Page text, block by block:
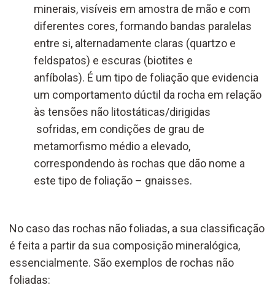
minerais, visíveis em amostra de mão e com
diferentes cores, formando bandas paralelas
entre si, alternadamente claras (quartzo e
feldspatos) e escuras (biotites e
anfíbolas). É um tipo de foliação que evidencia
um comportamento dúctil da rocha em relação
às tensões não litostáticas/dirigidas
sofridas, em condições de grau de
metamorfismo médio a elevado,
correspondendo às rochas que dão nome a
este tipo de foliação – gnaisses.
No caso das rochas não foliadas, a sua classificação
é feita a partir da sua composição mineralógica,
essencialmente. São exemplos de rochas não
foliadas: